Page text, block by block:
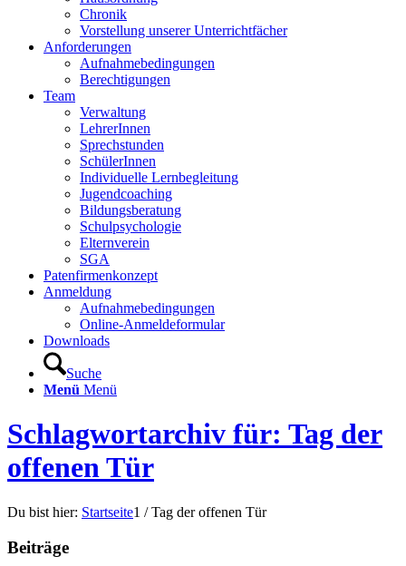
Chronik
Vorstellung unserer Unterrichtfächer
Anforderungen
Aufnahmebedingungen
Berechtigungen
Team
Verwaltung
LehrerInnen
Sprechstunden
SchülerInnen
Individuelle Lernbegleitung
Jugendcoaching
Bildungsberatung
Schulpsychologie
Elternverein
SGA
Patenfirmenkonzept
Anmeldung
Aufnahmebedingungen
Online-Anmeldeformular
Downloads
Suche
Menü Menü
Schlagwortarchiv für: Tag der
offenen Tür
Du bist hier: Startseite1 / Tag der offenen Tür
Beiträge